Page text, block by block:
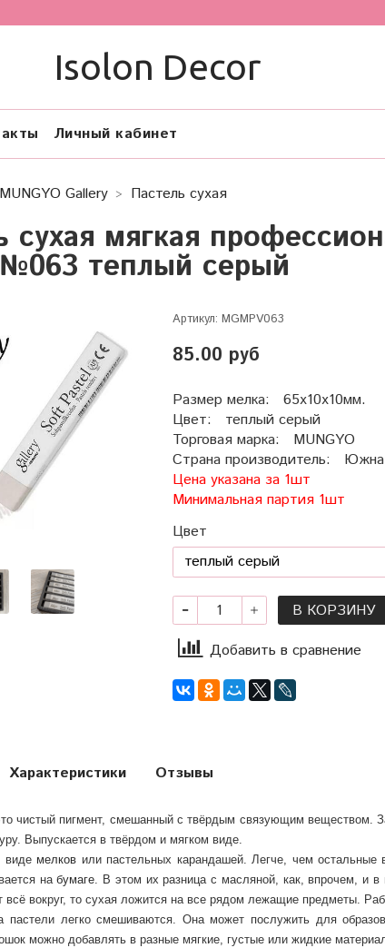
Isolon Decor
Личный кабинет
Gallery Пастель сухая
сухая мягкая
теплый серый
Артикул: MGMPV063
85.00 руб
Размер мелка: 65х10х10мм.
Цвет: теплый серый
Торговая марка: MUNGYO
Страна производитель:
Цена указана за 1шт
Минимальная партия 1шт
Цвет
В КОРЗИНУ
Добавить в сравнение
чистый пигмент, смешанный с твёрдым связующим веществом.
Выпускается в твёрдом и мягком виде.
виде мелков или пастельных карандашей. Легче, чем
набумаге. В этом их разница с масляной, как, впрочем, и
всё вокруг, то сухая ложится на все рядом лежащие предметы.
пастели легко смешиваются. Она может послужить для
можно добавлять в разные мягкие, густые или жидкие
Характеристики Отзывы